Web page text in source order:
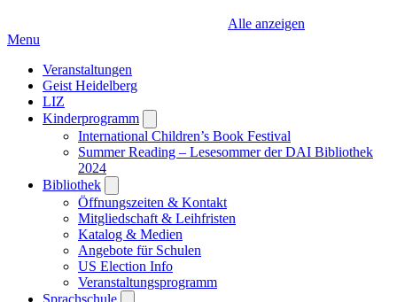
Alle anzeigen
Menu
Veranstaltungen
Geist Heidelberg
LIZ
Kinderprogramm
submenu
International Children’s Book Festival
Summer Reading – Lesesommer der DAI Bibliothek
2024
Bibliothek
submenu
Öffnungszeiten & Kontakt
Mitgliedschaft & Leihfristen
Katalog & Medien
Angebote für Schulen
US Election Info
Veranstaltungsprogramm
Sprachschule